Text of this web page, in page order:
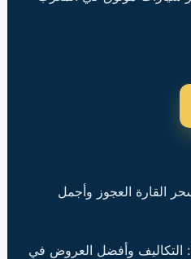
رحلات أوروبا 2026: سحر القارة العجوز وأجمل
التكاليف وأفضل العروض في